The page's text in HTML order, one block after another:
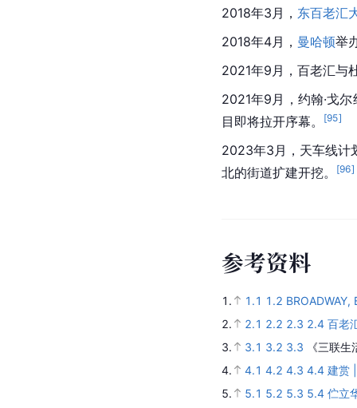
2018年3月， 东百老汇
2018年4月， 曼哈顿举
2021年9月，百老汇与
2021年9月，约翰·戈
目即将拉开序幕。
[95]
2023年3月， 天车线计
北的街道扩建开挖。
[96]
参考资料
1. 1.1 1.2 BROADWAY,
2.
2.1 2.2 2.3 2.4 百老
3.
3.1 3.2 3.3
《三联
4.
4.1 4.2 4.3 4.4 建赏
5.
5.1 5.2 5.3 5.4 伫立